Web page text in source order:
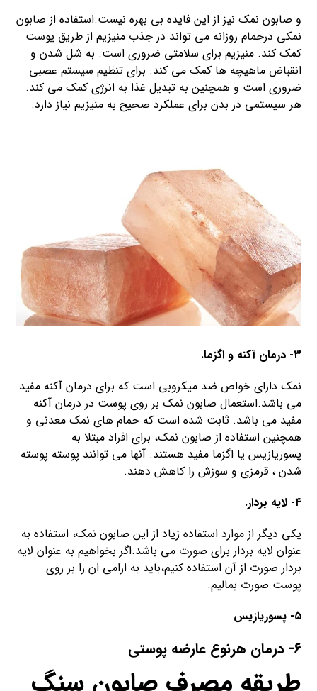
و صابون نمک نیز از این فایده بی بهره نیست.استفاده از صابون
نمکی درحمام روزانه می تواند در جذب منیزیم از طریق پوست
کمک کند. منیزیم برای سلامتی ضروری است. به شل شدن و
انقباض ماهیچه ها کمک می کند. برای تنظیم سیستم عصبی
ضروری است و همچنین به تبدیل غذا به انرژی کمک می کند.
هر سیستمی در بدن برای عملکرد صحیح به منیزیم نیاز دارد.
۳- درمان آکنه و اگزما.
نمک دارای خواص ضد میکروبی است که برای درمان آکنه مفید
می باشد.استعمال صابون نمک بر روی پوست در درمان آکنه
مفید می باشد. ثابت شده است که حمام های نمک معدنی و
همچنین استفاده از صابون نمک، برای افراد مبتلا به
پسوریازیس یا اگزما مفید هستند. آنها می توانند پوسته پوسته
شدن ، قرمزی و سوزش را کاهش دهند.
۴- لایه بردار.
یکی دیگر از موارد استفاده زیاد از این صابون نمک، استفاده به
عنوان لایه بردار برای صورت می باشد.اگر بخواهیم به عنوان لایه
بردار صورت از آن استفاده کنیم،باید به ارامی ان را بر روی
پوست صورت بمالیم.
۵- پسوریازیس
۶- درمان هرنوع عارضه پوستی